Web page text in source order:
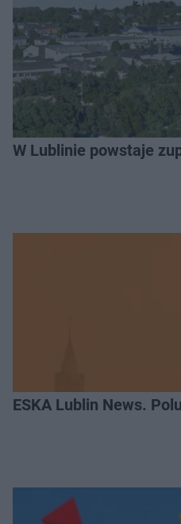
W Lublinie powstaje
ESKA Lublin News.